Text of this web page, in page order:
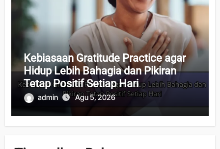
Kebiasaan Gratitude Practice agar
Hidup Lebih Bahagia dan Pikiran
Tetap Positif Setiap Hari
admin Agu 5, 2026